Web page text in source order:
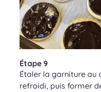
Étape 9
Étaler la garniture au
refroidi, puis former